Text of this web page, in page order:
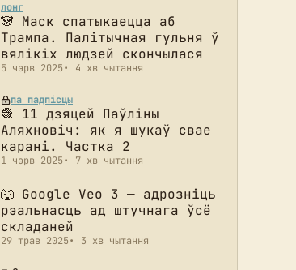
лонг
🐼 Маск спатыкаецца аб
Трампа. Палітычная гульня ў
вялікіх людзей скончылася
5 чэрв 2025 4 хв чытання
па падпісцы
🧶 11 дзяцей Паўліны
Аляхновіч: як я шукаў свае
карані. Частка 2
1 чэрв 2025 7 хв чытання
🐺 Google Veo 3 — адрозніць
рэальнасць ад штучнага ўсё
складаней
29 трав 2025 3 хв чытання